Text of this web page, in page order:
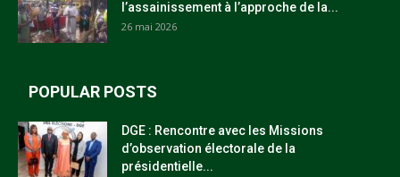
l’assainissement à l’approche de la...
26 mai 2026
POPULAR POSTS
DGE : Rencontre avec les Missions
d’observation électorale de la
présidentielle...